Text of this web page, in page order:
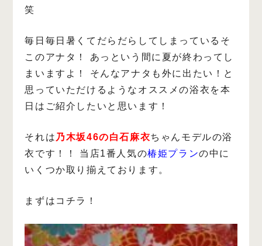
笑
毎日毎日暑くてだらだらしてしまっているそ
このアナタ！
あっという間に夏が終わってし
まいますよ！
そんなアナタも外に出たい！と
思っていただけるようなオススメの浴衣を本
日はご紹介したいと思います！
それは 乃木坂46の白石麻衣ちゃんモデルの浴
衣です！！
当店1番人気の椿姫プランの中に
いくつか取り揃えております。
まずはコチラ！